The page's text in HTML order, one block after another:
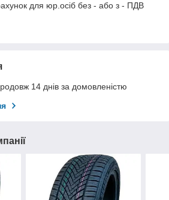
для юр.осіб без - або з - ПДВ
14 днів за домовленістю